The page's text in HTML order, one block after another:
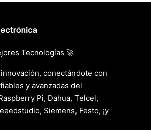
Tecnologías 🚀
conectándote con
y avanzadas del
Pi, Dahua, Telcel,
Siemens, Festo, ¡y